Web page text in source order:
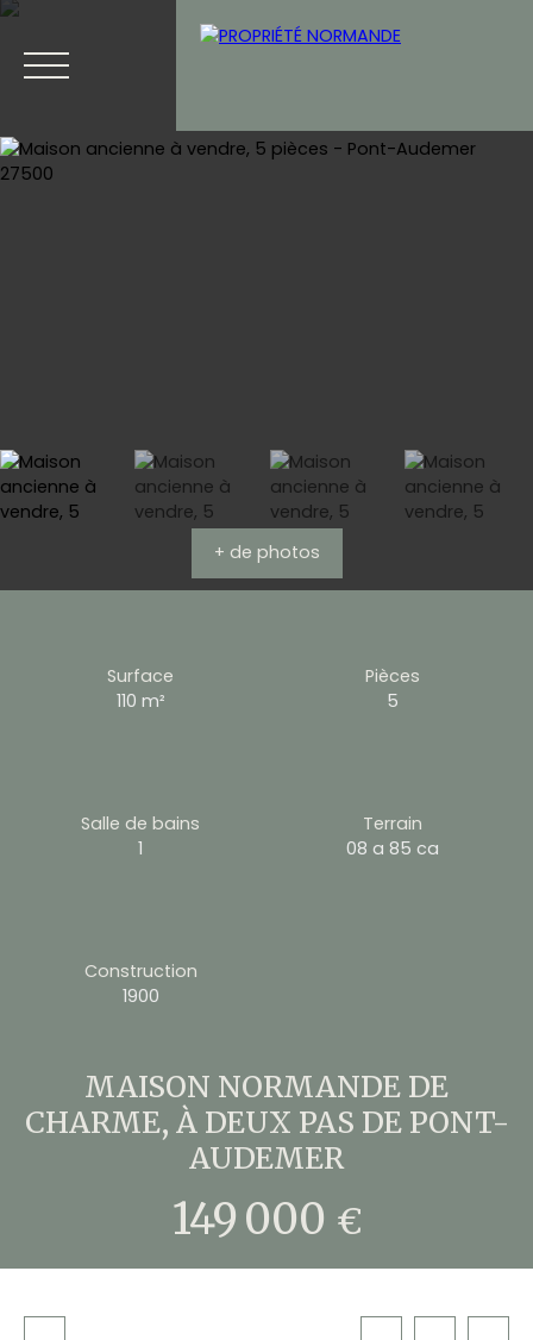
+ de photos
Surface
110 m²
Pièces
5
Salle de bains
1
Terrain
08 a 85 ca
Construction
1900
MAISON NORMANDE DE
CHARME, À DEUX PAS DE PONT-
AUDEMER
149 000 €